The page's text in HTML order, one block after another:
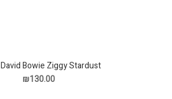
David Bowie Ziggy Stardust תקליט
₪130.00